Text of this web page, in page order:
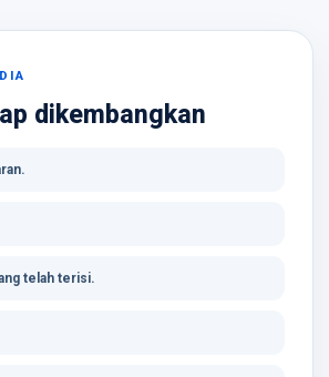
dikembangkan
telah terisi.